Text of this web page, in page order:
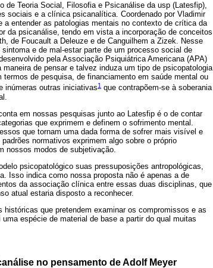
de Teoria Social, Filosofia e Psicanálise da usp (Latesfip),
sociais e a clínica psicanalítica. Coordenado por Vladimir
entender as patologias mentais no contexto de crítica da
da psicanálise, tendo em vista a incorporação de conceitos
de Foucault a Deleuze e de Canguilhem a Zizek. Nesse
e de mal-estar parte de um processo social de
pela Associação Psiquiátrica Americana (APA)
de pensar e talvez induza um tipo de psicopatologia
de pesquisa, de financiamento em saúde mental ou
inúmeras outras iniciativas1 que contrapõem-se à soberania
em nossas pesquisas junto ao Latesfip é o de contar
que exprimem e definem o sofrimento mental.
que tornam uma dada forma de sofrer mais visível e
normativos exprimem algo sobre o próprio
nossos modos de subjetivação.
psicopatológico suas pressuposições antropológicas,
Isso indica como nossa proposta não é apenas a de
da associação clínica entre essas duas disciplinas, que
atual estaria disposto a reconhecer.
que pretendem examinar os compromissos e as
espécie de material de base a partir do qual muitas
no pensamento de Adolf Meyer